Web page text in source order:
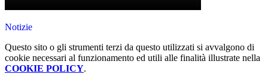
Notizie
Questo sito o gli strumenti terzi da questo utilizzati si avvalgono di
cookie necessari al funzionamento ed utili alle finalità illustrate nella
COOKIE POLICY.